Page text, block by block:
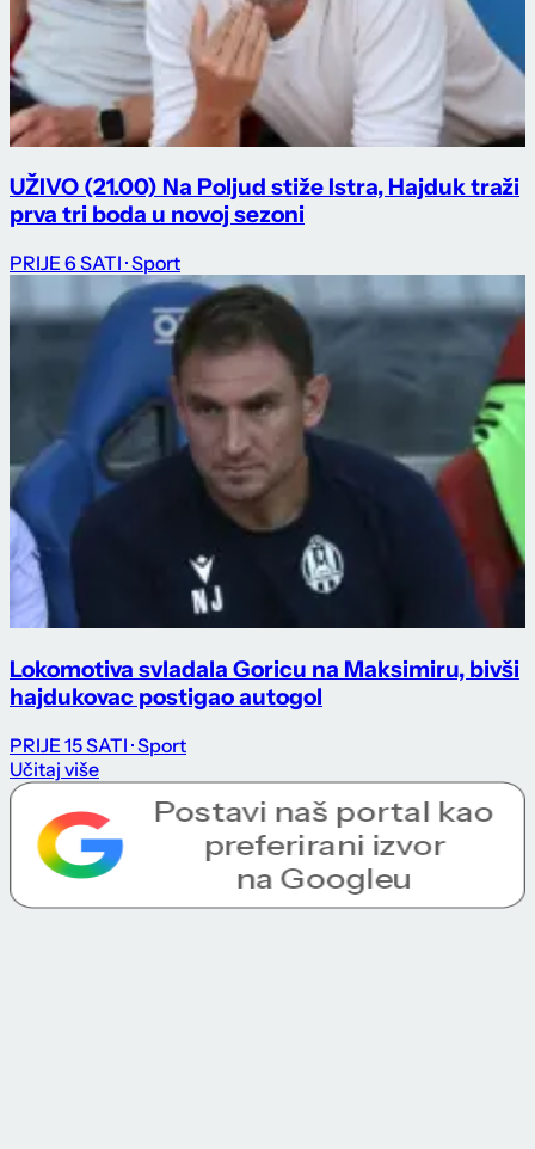
UŽIVO (21.00) Na Poljud stiže Istra, Hajduk traži
prva tri boda u novoj sezoni
PRIJE 6 SATI · Sport
Lokomotiva svladala Goricu na Maksimiru, bivši
hajdukovac postigao autogol
PRIJE 15 SATI · Sport
Učitaj više